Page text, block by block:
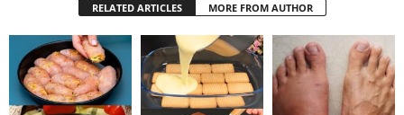
RELATED ARTICLES MORE FROM AUTHOR